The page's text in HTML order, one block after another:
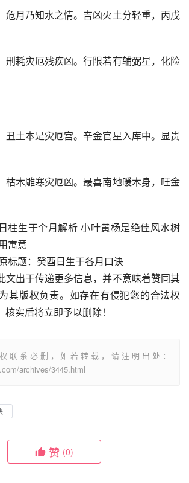
危月乃知水之情。吉凶火土分轻重，丙戊
刑耗灾厄残疾凶。行限若有辅弼星，化险
丑土本是灾厄宫。辛金官星入库中。显贵
枯木雕寒灾厄凶。最喜南地暖木身，旺金
柱生于个月解析 小叶黄杨是绝佳风水树
寓意
标题：癸酉日生于各月口诀
文出于传递更多信息，并不意味着赞同其
其版权负责。如存在有侵犯您的合法权
实后将立即予以删除！
联系必删，如若转载，请注明出处：
archives/3445.html
赞 (0)